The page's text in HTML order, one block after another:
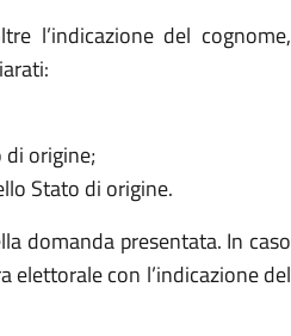
l’indicazione del cognome,
di origine;
Stato di origine.
domanda presentata. In caso
elettorale con l’indicazione del